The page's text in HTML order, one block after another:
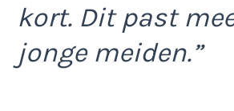
kort. Dit past
jonge meiden.”